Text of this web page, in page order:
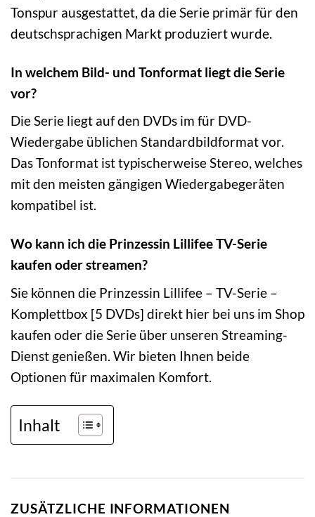
Tonspur ausgestattet, da die Serie primär für den
deutschsprachigen Markt produziert wurde.
In welchem Bild- und Tonformat liegt die Serie
vor?
Die Serie liegt auf den DVDs im für DVD-
Wiedergabe üblichen Standardbildformat vor.
Das Tonformat ist typischerweise Stereo, welches
mit den meisten gängigen Wiedergabegeräten
kompatibel ist.
Wo kann ich die Prinzessin Lillifee TV-Serie
kaufen oder streamen?
Sie können die Prinzessin Lillifee – TV-Serie –
Komplettbox [5 DVDs] direkt hier bei uns im Shop
kaufen oder die Serie über unseren Streaming-
Dienst genießen. Wir bieten Ihnen beide
Optionen für maximalen Komfort.
Inhalt
ZUSÄTZLICHE INFORMATIONEN